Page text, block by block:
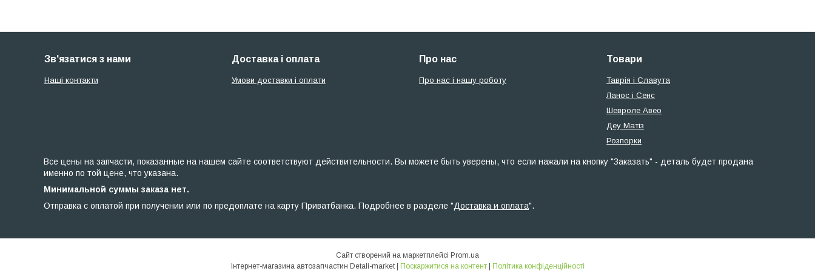
Зв'язатися з нами
Наші контакти
Доставка і оплата
Умови доставки і оплати
Про нас
Про нас і нашу роботу
Товари
Таврія і Славута
Ланос і Сенс
Шевроле Авео
Деу Матіз
Розпорки
Все цены на запчасти, показанные на нашем сайте соответствуют действительности. Вы можете быть уверены, что если нажали на кнопку "Заказать" - деталь будет продана
именно по той цене, что указана.
Минимальной суммы заказа нет.
Отправка с оплатой при получении или по предоплате на карту Приватбанка. Подробнее в разделе "Доставка и оплата".
Сайт створений на маркетплейсі Prom.ua
Інтернет-магазина автозапчастин Detali-market | Поскаржитися на контент | Політика конфіденційності